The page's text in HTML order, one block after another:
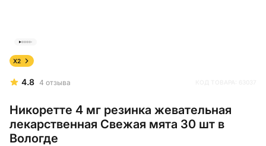
4.8 4 отзыва
Никоретте 4 мг резинка жевательная
лекарственная Свежая мята 30 шт в
Вологде
X2